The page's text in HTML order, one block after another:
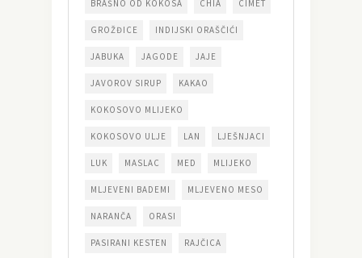
BRAŠNO OD KOKOSA CHIA CIMET
GROŽĐICE INDIJSKI ORAŠČIĆI
JABUKA JAGODE JAJE
JAVOROV SIRUP KAKAO
KOKOSOVO MLIJEKO
KOKOSOVO ULJE LAN LJEŠNJACI
LUK MASLAC MED MLIJEKO
MLJEVENI BADEMI MLJEVENO MESO
NARANČA ORASI
PASIRANI KESTEN RAJČICA